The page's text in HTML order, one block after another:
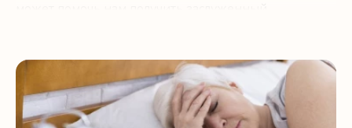
Несколько идей при проблемах со сном после